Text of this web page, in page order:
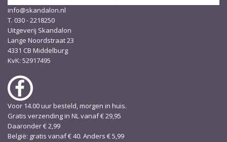
info@skandalon.nl
T. 030 - 2218250
Uitgeverij Skandalon
Lange Noordstraat 23
4331 CB Middelburg
KvK: 52917495
Voor 14.00 uur besteld, morgen in huis.
Gratis verzending in NL vanaf € 29,95
Daaronder € 2,99
België: gratis vanaf € 40. Anders € 5,99